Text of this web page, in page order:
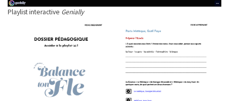
Playlist interactive Genially